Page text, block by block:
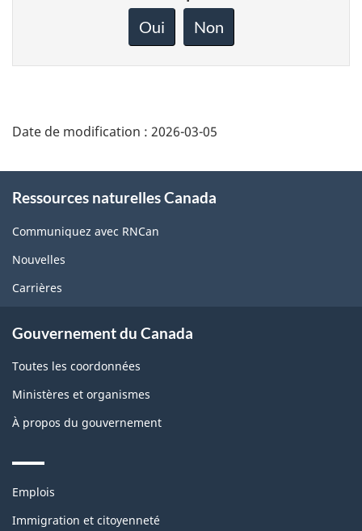
votre
page
Oui Non
Date de modification : 2026-03-05
this
site
Ressources naturelles Canada
Communiquez avec RNCan
Nouvelles
Carrières
Gouvernement du Canada
Toutes les coordonnées
Ministères et organismes
À propos du gouvernement
Themes
topics
Emplois
Immigration et citoyenneté